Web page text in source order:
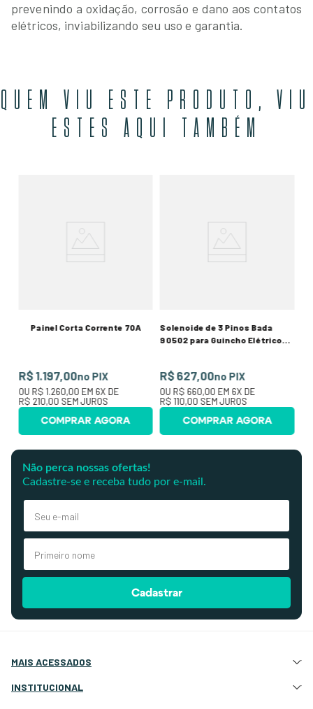
prevenindo a oxidação, corrosão e dano aos contatos
elétricos, inviabilizando seu uso e garantia.
QUEM VIU ESTE PRODUTO, VIU
ESTES AQUI TAMBÉM
Painel Corta Corrente 70A
R$ 1.197,00no PIX
OU R$ 1.260,00 EM 6X DE
R$ 210,00 SEM JUROS
COMPRAR AGORA
Solenoide de 3 Pinos Bada
90502 para Guincho Elétrico
R$ 627,00no PIX
OU R$ 660,00 EM 6X DE
R$ 110,00 SEM JUROS
COMPRAR AGORA
Não perca nossas ofertas!
Cadastre-se e receba tudo por e-mail.
Cadastrar
MAIS ACESSADOS
Atração e Ancoragem
INSTITUCIONAL